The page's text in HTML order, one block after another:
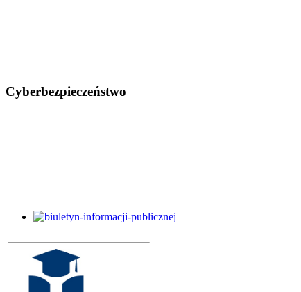
Cyberbezpieczeństwo